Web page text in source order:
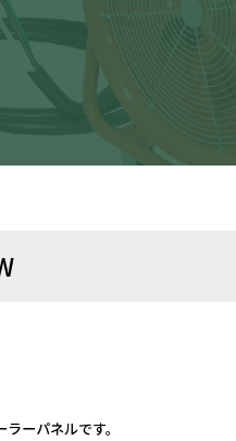
ーパネルです。